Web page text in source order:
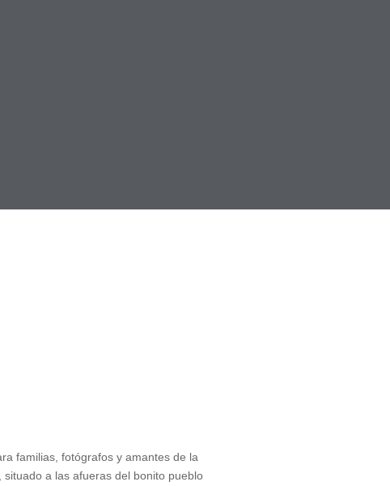
familias, fotógrafos y amantes de la
, situado a las afueras del bonito pueblo